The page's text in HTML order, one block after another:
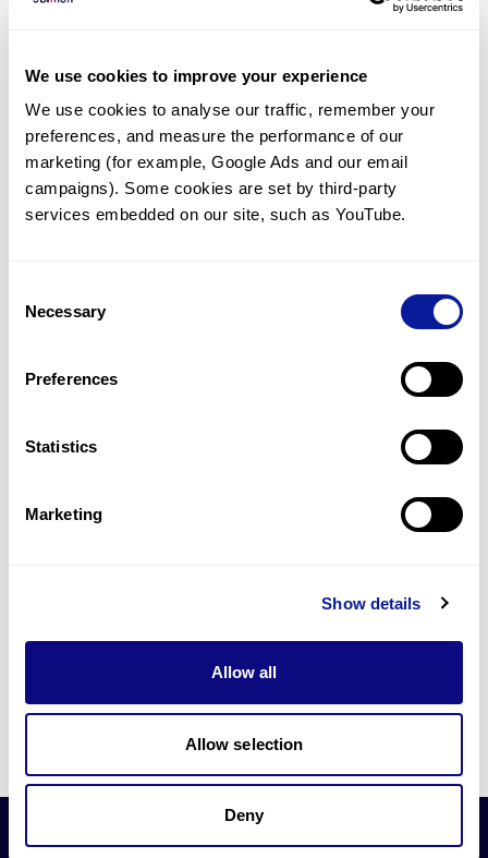
We use cookies to improve your experience
We use cookies to analyse our traffic, remember your
preferences, and measure the performance of our
marketing (for example, Google Ads and our email
campaigns). Some cookies are set by third-party
services embedded on our site, such as YouTube.
Selection
Necessary
Preferences
Statistics
Marketing
Show details
Allow all
Allow selection
Deny
임상유전학팀과 소통
궁금한 점을 임상유전학팀과 직접 논의 할 수 있습니다.
문의하기
미진단된 경우에 재분석을 통해 후속 케어를 받을 수 있습니다.
최신 유전학 정보 제공
블로그와 뉴스레터를 통해 최신 유전학 정보를 제공해 드립니다.
쓰리빌리언은 유전자 진단에 필요한 여러 기술의 개발과 도입에 힘쓰고 있습니
더 정확한 변이 해석과 높은 진단율을 위한 쓰리빌리언의 기술에 대해 알아보